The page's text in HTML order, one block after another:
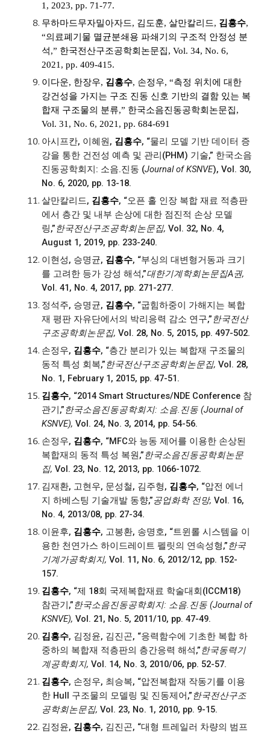
1, 2023, pp. 71-77.
무하마드무자밀아자드, 김도훈, 살만칼리드, 김흥수,
“의료폐기물 멸균분쇄용 파쇄기의 구조적 안정성 분
석,” 한국전산구조공학회논문집, Vol. 34, No. 6,
2021, pp. 409-415.
이다운, 한장우, 김흥수, 손정우, “측정 위치에 대한
강건성을 가지는 구조 진동 신호 기반의 결함 있는 복
합재 구조물의 분류,” 한국소음진동공학회논문집,
Vol. 31, No. 6, 2021, pp. 684-691
아시프칸, 이혜원, 김흥수, “물리 모델 기반 데이터 증
강을 통한 건전성 예측 및 관리(PHM) 기술,” 한국소음
진동공학회지: 소음.진동 (Journal of KSNVE), Vol. 30,
No. 6, 2020, pp. 13-18.
살만칼리드, 김흥수, “오픈 홀 인장 복합 재료 적층판
에서 층간 및 내부 손상에 대한 점진적 손상 모델
링,” 한국전산구조공학회논문집,Vol. 32, No. 4,
August 1, 2019, pp. 233-240.
이현성, 승명균, 김흥수, “부싱의 대변형거동과 크기
를 고려한 등가 강성 해석,”대한기계학회논문집A권,
Vol. 41, No. 4, 2017, pp. 271-277.
정석주, 승명균, 김흥수, “굽힘하중이 가해지는 복합
재 평판 자유단에서의 박리응력 감소 연구,” 한국전산
구조공학회논문집, Vol. 28, No. 5, 2015, pp. 497-502.
손정우, 김흥수, “층간 분리가 있는 복합재 구조물의
동적 특성 회복,” 한국전산구조공학회논문집, Vol. 28,
No. 1, February 1, 2015, pp. 47-51.
김흥수, “2014 Smart Structures/NDE Conference 참
관기,” 한국소음진동공학회지: 소음.진동 (Journal of
KSNVE), Vol. 24, No. 3, 2014, pp. 54-56.
손정우, 김흥수, “MFC와 능동 제어를 이용한 손상된
복합재의 동적 특성 복원,” 한국소음진동공학회논문
집, Vol. 23, No. 12, 2013, pp. 1066-1072.
김재환, 고현우, 문성철, 김주형, 김흥수, “압전 에너
지 하베스팅 기술개발 동향,”공업화학 전망, Vol. 16,
No. 4, 2013/08, pp. 27-34.
이윤후, 김흥수, 고봉환, 송명호, “트윈롤 시스템을 이
용한 천연가스 하이드레이트 펠릿의 연속성형,” 한국
기계가공학회지, Vol. 11, No. 6, 2012/12, pp. 152-
157.
김흥수, “제 18회 국제복합재료 학술대회(ICCM18)
참관기,” 한국소음진동공학회지: 소음.진동 (Journal of
KSNVE), Vol. 21, No. 5, 2011/10, pp. 47-49.
김흥수, 김정윤, 김진곤, “응력함수에 기초한 복합 하
중하의 복합재 적층판의 층간응력 해석,” 한국동력기
계공학회지, Vol. 14, No. 3, 2010/06, pp. 52-57.
김흥수, 손정우, 최승복, “압전복합재 작동기를 이용
한 Hull 구조물의 모델링 및 진동제어,” 한국전산구조
공학회논문집, Vol. 23, No. 1, 2010, pp. 9-15.
김정윤, 김흥수, 김진곤, “대형 트레일러 차량의 범프